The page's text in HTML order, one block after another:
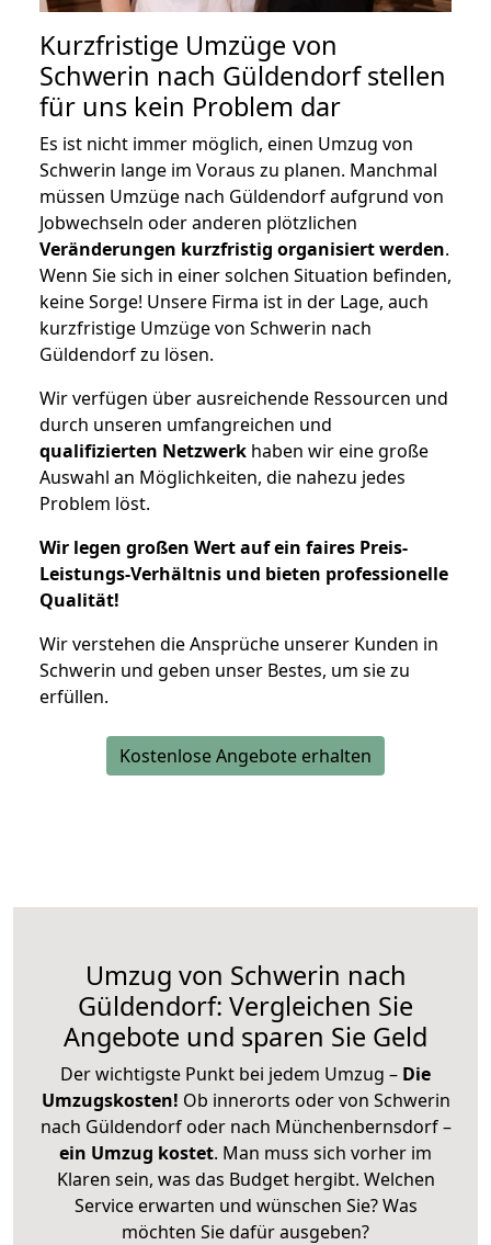
Kurzfristige Umzüge von
Schwerin nach Güldendorf stellen
für uns kein Problem dar
Es ist nicht immer möglich, einen Umzug von
Schwerin lange im Voraus zu planen. Manchmal
müssen Umzüge nach Güldendorf aufgrund von
Jobwechseln oder anderen plötzlichen
Veränderungen kurzfristig organisiert werden.
Wenn Sie sich in einer solchen Situation befinden,
keine Sorge! Unsere Firma ist in der Lage, auch
kurzfristige Umzüge von Schwerin nach
Güldendorf zu lösen.
Wir verfügen über ausreichende Ressourcen und
durch unseren umfangreichen und
qualifizierten Netzwerk haben wir eine große
Auswahl an Möglichkeiten, die nahezu jedes
Problem löst.
Wir legen großen Wert auf ein faires Preis-
Leistungs-Verhältnis und bieten professionelle
Qualität!
Wir verstehen die Ansprüche unserer Kunden in
Schwerin und geben unser Bestes, um sie zu
erfüllen.
Kostenlose Angebote erhalten
Umzug von Schwerin nach
Güldendorf: Vergleichen Sie
Angebote und sparen Sie Geld
Der wichtigste Punkt bei jedem Umzug – Die
Umzugskosten! Ob innerorts oder von Schwerin
nach Güldendorf oder nach Münchenbernsdorf –
ein Umzug kostet. Man muss sich vorher im
Klaren sein, was das Budget hergibt. Welchen
Service erwarten und wünschen Sie? Was
möchten Sie dafür ausgeben?